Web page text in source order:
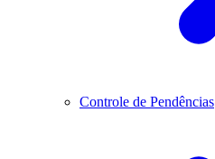
Controle de Pendências